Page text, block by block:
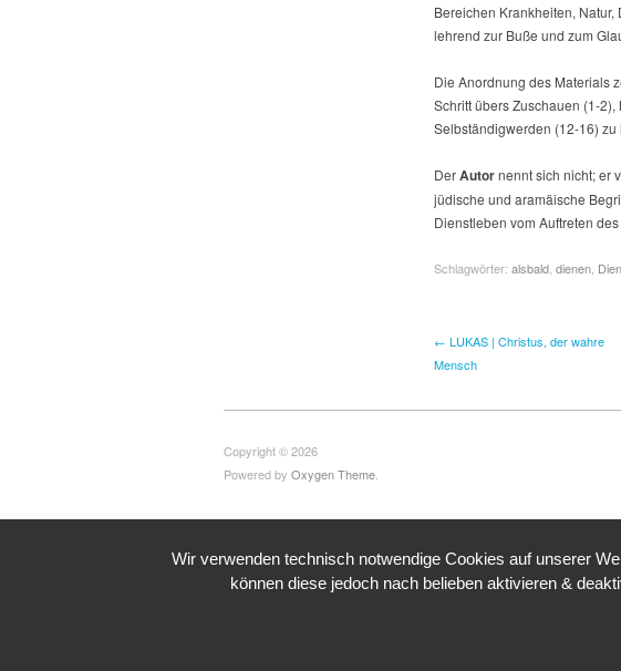
Bereichen Krankheiten,
lehrend zur Buße und zum
Die Anordnung des Materials
Schritt übers Zuschauen (1-
Selbständigwerden (12-16)
DerAutornennt sich nicht; er
jüdische und aramäische
Dienstleben vom Auftreten
Schlagwörter: alsbald dienen
← LUKAS | Christus, der wahre
Mensch
Copyright © 2026
Powered by Oxygen Theme
Wir verwenden technisch notwendige Cookies auf unserer
können diese jedoch nach belieben aktivieren &